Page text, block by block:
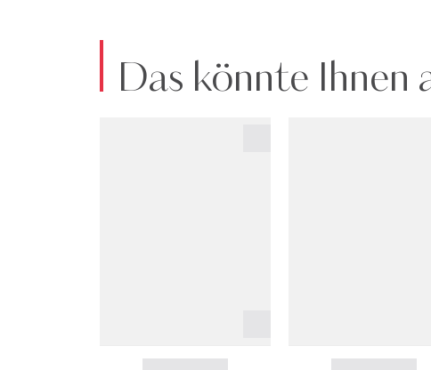
Das könnte Ihnen